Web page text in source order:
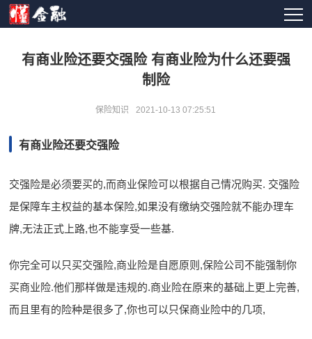
有商业险还要交强险 有商业险为什么还要强
制险
保险知识 2021-10-13 07:25:51
有商业险还要交强险
交强险是必须要买的,而商业保险可以根据自己情况购买. 交强险
是保障车主权益的基本保险,如果没有缴纳交强险就不能办理车
牌,无法正式上路,也不能享受一些基.
你完全可以只买交强险,商业险是自愿原则,保险公司不能强制你
买商业险.他们那样做是违规的.商业险在原来的基础上更上完善,
而且里有的险种是很多了,你也可以只保商业险中的几项,